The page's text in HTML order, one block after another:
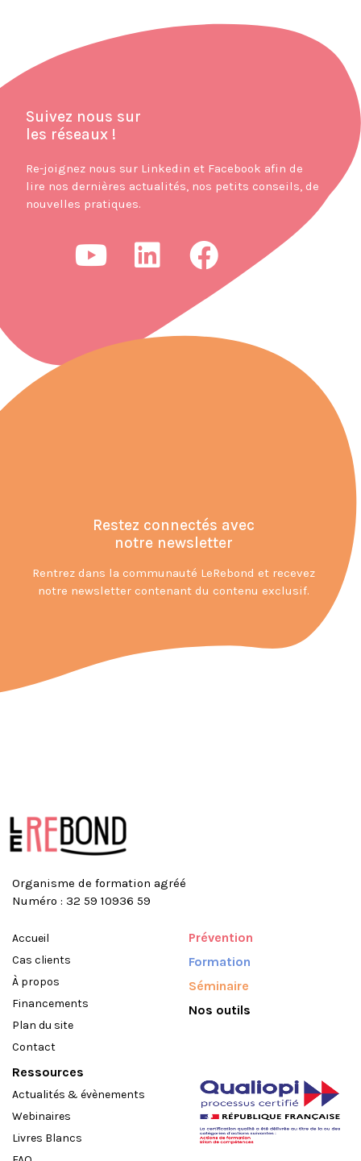
Suivez nous sur
les réseaux !
Re-joignez nous sur Linkedin et Facebook afin de
lire nos dernières actualités, nos petits conseils, de
nouvelles pratiques.
Restez connectés avec
notre newsletter
Rentrez dans la communauté LeRebond et recevez
notre newsletter contenant du contenu exclusif.
Organisme de formation agréé
Numéro : 32 59 10936 59
Accueil
Cas clients
À propos
Financements
Plan du site
Contact
Prévention
Formation
Séminaire
Nos outils
Ressources
Actualités & évènements
Webinaires
Livres Blancs